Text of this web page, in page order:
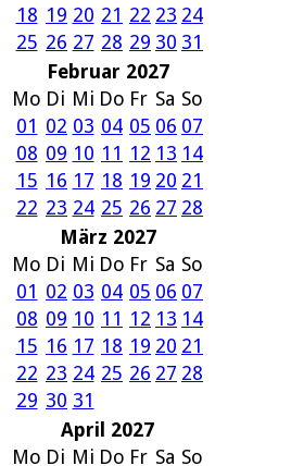
18 19 20 21 22 23 24
25 26 27 28 29 30 31
Februar 2027
Mo Di Mi Do Fr Sa So
01 02 03 04 05 06 07
08 09 10 11 12 13 14
15 16 17 18 19 20 21
22 23 24 25 26 27 28
März 2027
Mo Di Mi Do Fr Sa So
01 02 03 04 05 06 07
08 09 10 11 12 13 14
15 16 17 18 19 20 21
22 23 24 25 26 27 28
29 30 31
April 2027
Mo Di Mi Do Fr Sa So